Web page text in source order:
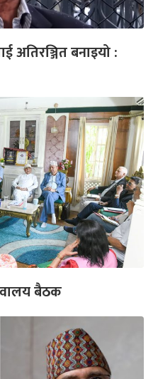
अतिरञ्जित बनाइयो :
बैठक